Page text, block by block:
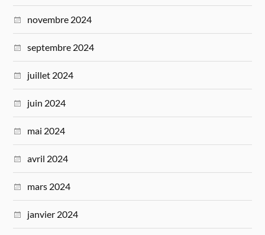
novembre 2024
septembre 2024
juillet 2024
juin 2024
mai 2024
avril 2024
mars 2024
janvier 2024